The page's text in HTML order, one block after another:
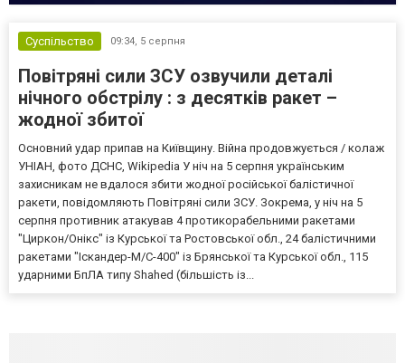
Суспільство 09:34, 5 серпня
Повітряні сили ЗСУ озвучили деталі
нічного обстрілу : з десятків ракет –
жодної збитої
Основний удар припав на Київщину. Війна продовжується / колаж
УНІАН, фото ДСНС, Wikipedia У ніч на 5 серпня українським
захисникам не вдалося збити жодної російської балістичної
ракети, повідомляють Повітряні сили ЗСУ. Зокрема, у ніч на 5
серпня противник атакував 4 протикорабельними ракетами
"Циркон/Онікс" із Курської та Ростовської обл., 24 балістичними
ракетами "Іскандер-М/С-400" із Брянської та Курської обл., 115
ударними БпЛА типу Shahed (більшість із...